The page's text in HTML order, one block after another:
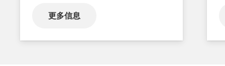
更多信息